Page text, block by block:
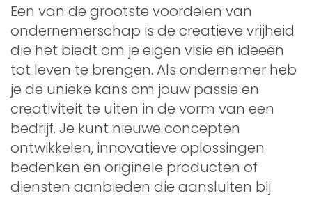
Een van de grootste voordelen van
ondernemerschap is de creatieve vrijheid
die het biedt om je eigen visie en ideeën
tot leven te brengen. Als ondernemer heb
je de unieke kans om jouw passie en
creativiteit te uiten in de vorm van een
bedrijf. Je kunt nieuwe concepten
ontwikkelen, innovatieve oplossingen
bedenken en originele producten of
diensten aanbieden die aansluiten bij